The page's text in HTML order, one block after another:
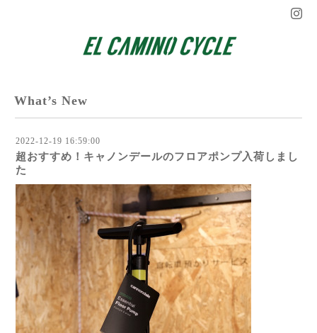
What’s New
2022-12-19 16:59:00
超おすすめ！キャノンデールのフロアポンプ入荷しまし
た